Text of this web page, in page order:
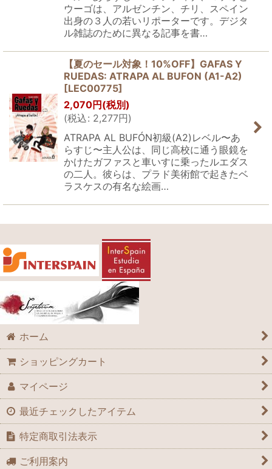
ウーゴは、アルゼンチン、チリ、スペイン
出身の３人の若いリポーターです。デジタ
ル雑誌のために異なる記事を書…
【夏のセール対象！10%OFF】GAFAS Y
RUEDAS: ATRAPA AL BUFON (A1-A2)
[LEC00775]
2,070円(税別)
(税込: 2,277円)
ATRAPA AL BUFÓN初級(A2)レベル〜あ
らすじ〜主人公は、同じ高校に通う眼鏡を
かけたガファスと車いすに乗ったルエダス
の二人。彼らは、プラド美術館で起きたベ
ラスケスの有名な絵画…
ホーム
ショッピングカート
マイページ
最近チェックしたアイテム
特定商取引法表示
ご利用案内